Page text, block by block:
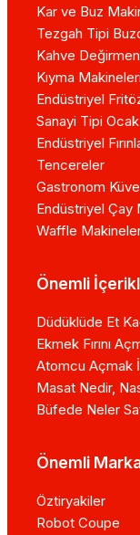
Kar ve Buz
Tezgah Tipi
Kahve
Kıyma Makineleri
Endüstriyel
Sanayi Tipi Ocak
Endüstriyel
Tencereler
Gastronom
Endüstriyel Çay
Waffle
Önemli
Düdüklüde Et
Ekmek Fırını
Atomcu Açmak
Masat Nedir,
Büfede Neler
Önemli
Öztiryakiler
Robot Coupe